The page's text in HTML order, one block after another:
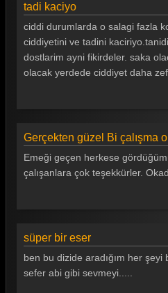
tadi kaciyo
ciddi durumlarda o salagi fazla
ciddiyetini ve tadini
dostlarim ayni fikirdeler. saka
olacak yerdede ciddiyet daha
Gerçekten güzel Bi çalışma
Emeği geçen herkese
çalışanlara çok teşekkürler.
süper bir eser
ben bu dizide aradığım her
sefer abi gibi sevmeyi.....